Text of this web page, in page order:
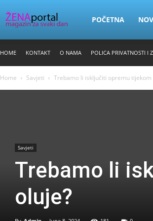
Zena
POČETNA
HOME KONTAKT O NAMA POLICA PRIVATNOSTI I
Home Savjeti Trebamo li isključiti opremu tijekom
Savjeti
Trebamo li
oluje?